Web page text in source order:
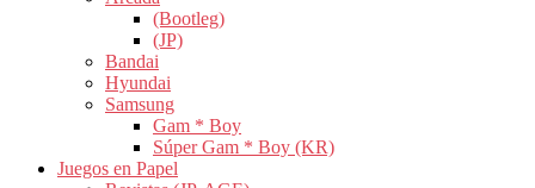
(Bootleg)
(JP)
Bandai
Hyundai
Samsung
Gam * Boy
Súper Gam * Boy (KR)
Juegos en Papel